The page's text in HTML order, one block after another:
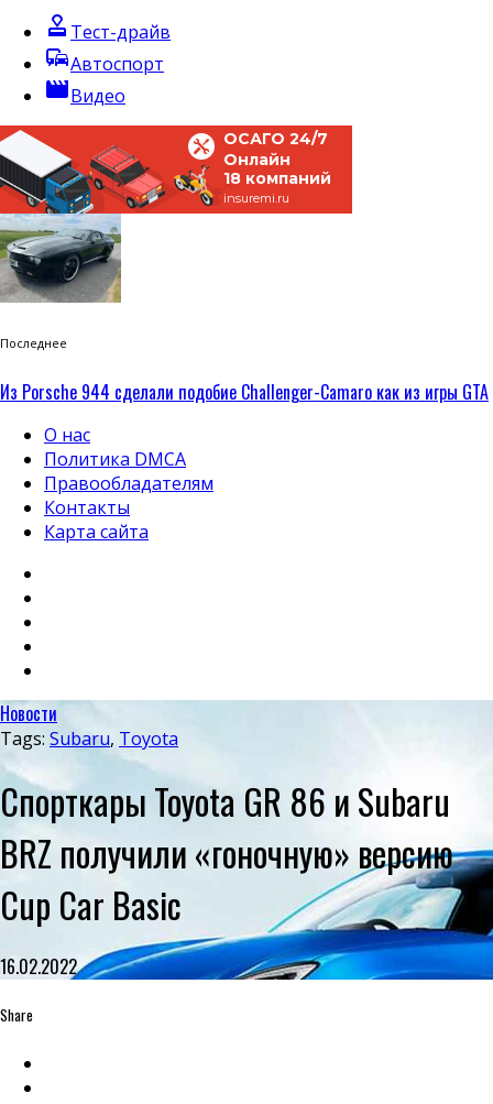
approval Тест-драйв
commuteАвтоспорт
movieВидео
ОСАГО 24/7
Онлайн
18 компаний
insuremi.ru
Последнее
Из Porsche 944 сделали подобие Challenger-Camaro как из игры GTA
О нас
Политика DMCA
Правообладателям
Контакты
Карта сайта
Новости
Tags: Subaru, Toyota
Спорткары Toyota GR 86 и Subaru
BRZ получили «гоночную» версию
Cup Car Basic
16.02.2022
Share